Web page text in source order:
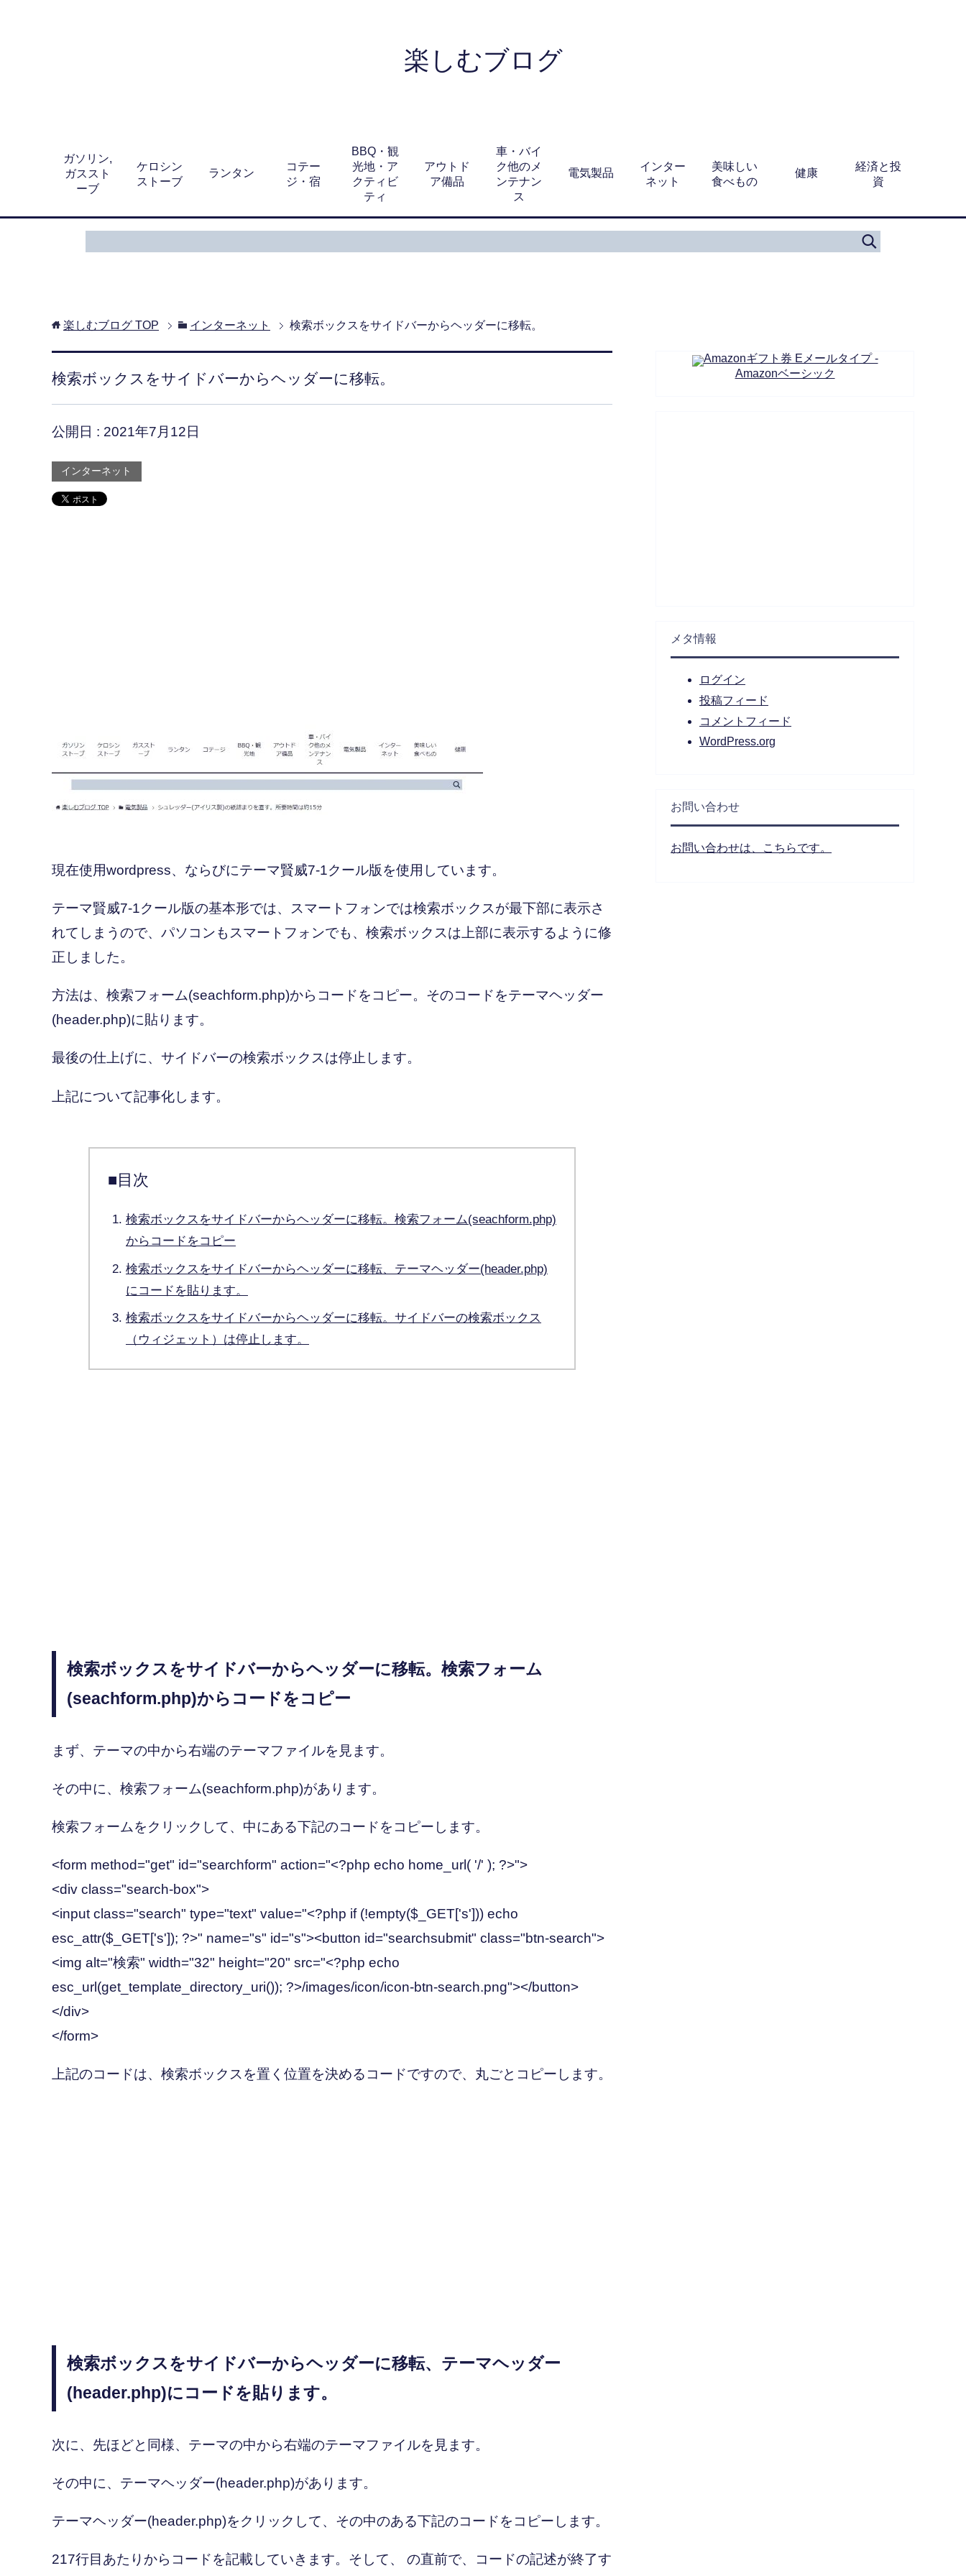
楽しむブログ
ガソリン,
ガススト
ーブ
ケロシン
ストーブ
ランタン
コテー
ジ・宿
BBQ・観
光地・ア
クティビ
ティ
アウトド
ア備品
車・バイ
ク他のメ
ンテナン
ス
電気製品
インター
ネット
美味しい
食べもの
健康
経済と投
資
楽しむブログ TOP インターネット 検索ボックスをサイドバーからヘッダーに移転。
検索ボックスをサイドバーからヘッダーに移転。
公開日 : 2021年7月12日
インターネット
現在使用wordpress、ならびにテーマ賢威7-1クール版を使用しています。
テーマ賢威7-1クール版の基本形では、スマートフォンでは検索ボックスが最下部に表示さ
れてしまうので、パソコンもスマートフォンでも、検索ボックスは上部に表示するように修
正しました。
方法は、検索フォーム(seachform.php)からコードをコピー。そのコードをテーマヘッダー
(header.php)に貼ります。
最後の仕上げに、サイドバーの検索ボックスは停止します。
上記について記事化します。
■目次
検索ボックスをサイドバーからヘッダーに移転。検索フォーム(seachform.php)
からコードをコピー
検索ボックスをサイドバーからヘッダーに移転、テーマヘッダー(header.php)
にコードを貼ります。
検索ボックスをサイドバーからヘッダーに移転。サイドバーの検索ボックス
（ウィジェット）は停止します。
検索ボックスをサイドバーからヘッダーに移転。検索フォーム
(seachform.php)からコードをコピー
まず、テーマの中から右端のテーマファイルを見ます。
その中に、検索フォーム(seachform.php)があります。
検索フォームをクリックして、中にある下記のコードをコピーします。
<form method="get" id="searchform" action="<?php echo home_url( '/' ); ?>">
<div class="search-box">
<input class="search" type="text" value="<?php if (!empty($_GET['s'])) echo
esc_attr($_GET['s']); ?>" name="s" id="s"><button id="searchsubmit" class="btn-search">
<img alt="検索" width="32" height="20" src="<?php echo
esc_url(get_template_directory_uri()); ?>/images/icon/icon-btn-search.png"></button>
</div>
</form>
上記のコードは、検索ボックスを置く位置を決めるコードですので、丸ごとコピーします。
検索ボックスをサイドバーからヘッダーに移転、テーマヘッダー
(header.php)にコードを貼ります。
次に、先ほどと同様、テーマの中から右端のテーマファイルを見ます。
その中に、テーマヘッダー(header.php)があります。
テーマヘッダー(header.php)をクリックして、その中のある下記のコードをコピーします。
217行目あたりからコードを記載していきます。そして、 の直前で、コードの記述が終了す
Amazonギフト券 Eメールタイプ -
Amazonベーシック
メタ情報
ログイン
投稿フィード
コメントフィード
WordPress.org
お問い合わせ
お問い合わせは、こちらです。